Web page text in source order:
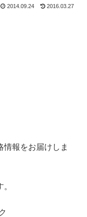
2014.09.24 2016.03.27
報をお届けしま